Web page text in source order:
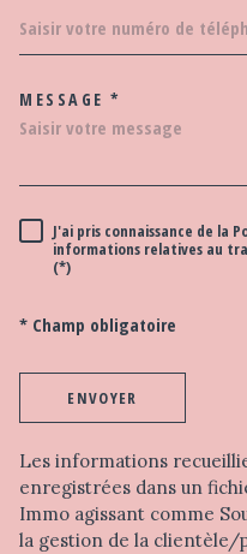
MESSAGE *
J'ai pris connaissance de la
informations relatives au
(*)
* Champ obligatoire
ENVOYER
Les informations
enregistrées dans un
Immo agissant comme
la gestion de la clientèle/